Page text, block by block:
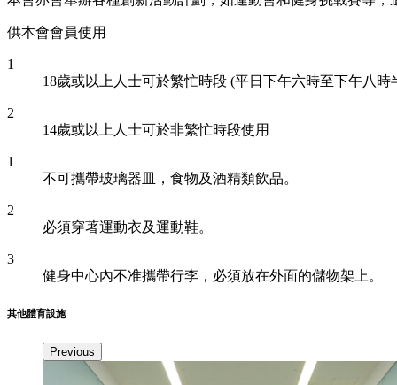
供本會會員使用
1
18歲或以上人士可於繁忙時段 (平日下午六時至下午八時
2
14歲或以上人士可於非繁忙時段使用
1
不可攜帶玻璃器皿，食物及酒精類飲品。
2
必須穿著運動衣及運動鞋。
3
健身中心內不准攜帶行李，必須放在外面的儲物架上。
其他體育設施
Previous